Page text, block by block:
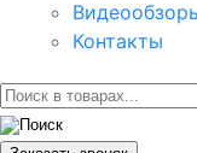
Контакты